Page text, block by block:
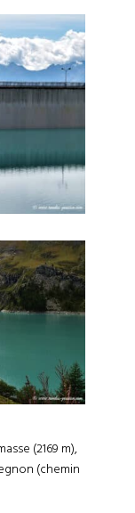
(2169 m),
(chemin